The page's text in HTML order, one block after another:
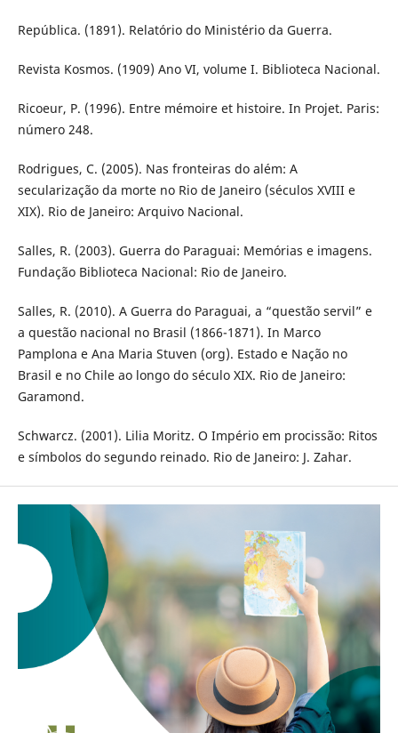
República. (1891). Relatório do Ministério da Guerra.
Revista Kosmos. (1909) Ano VI, volume I. Biblioteca Nacional.
Ricoeur, P. (1996). Entre mémoire et histoire. In Projet. Paris:
número 248.
Rodrigues, C. (2005). Nas fronteiras do além: A
secularização da morte no Rio de Janeiro (séculos XVIII e
XIX). Rio de Janeiro: Arquivo Nacional.
Salles, R. (2003). Guerra do Paraguai: Memórias e imagens.
Fundação Biblioteca Nacional: Rio de Janeiro.
Salles, R. (2010). A Guerra do Paraguai, a “questão servil” e
a questão nacional no Brasil (1866-1871). In Marco
Pamplona e Ana Maria Stuven (org). Estado e Nação no
Brasil e no Chile ao longo do século XIX. Rio de Janeiro:
Garamond.
Schwarcz. (2001). Lilia Moritz. O Império em procissão: Ritos
e símbolos do segundo reinado. Rio de Janeiro: J. Zahar.